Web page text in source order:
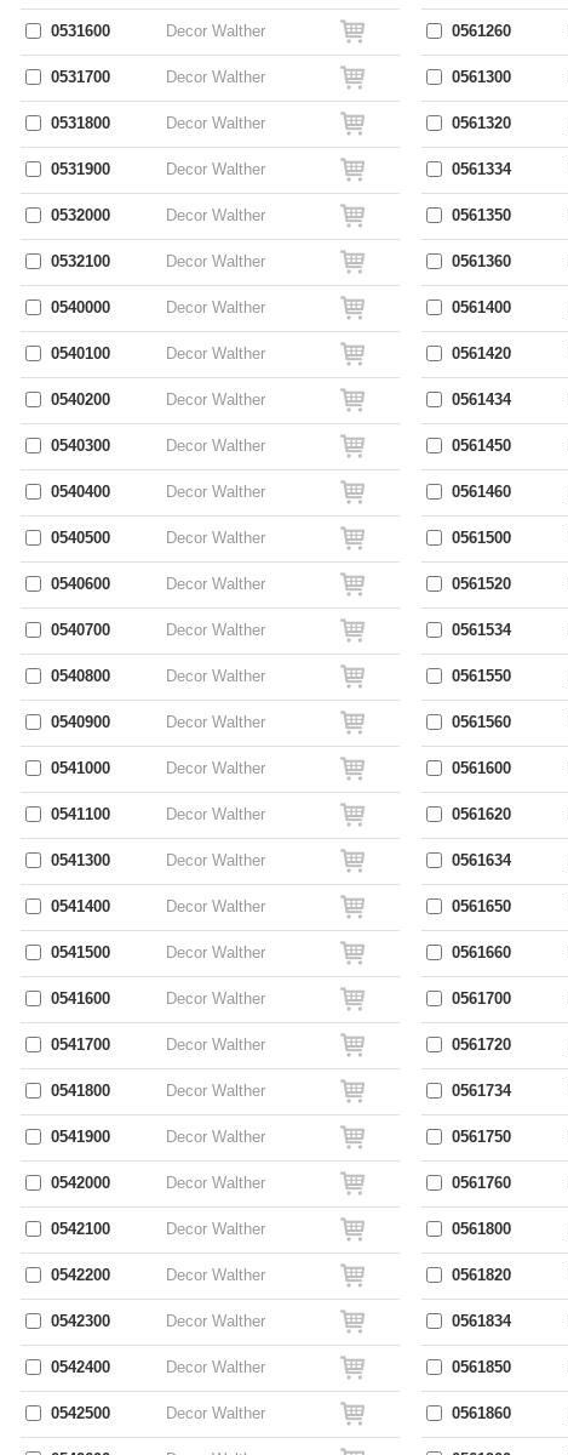
0531600 Decor Walther
0531700 Decor Walther
0531800 Decor Walther
0531900 Decor Walther
0532000 Decor Walther
0532100 Decor Walther
0540000 Decor Walther
0540100 Decor Walther
0540200 Decor Walther
0540300 Decor Walther
0540400 Decor Walther
0540500 Decor Walther
0540600 Decor Walther
0540700 Decor Walther
0540800 Decor Walther
0540900 Decor Walther
0541000 Decor Walther
0541100 Decor Walther
0541300 Decor Walther
0541400 Decor Walther
0541500 Decor Walther
0541600 Decor Walther
0541700 Decor Walther
0541800 Decor Walther
0541900 Decor Walther
0542000 Decor Walther
0542100 Decor Walther
0542200 Decor Walther
0542300 Decor Walther
0542400 Decor Walther
0542500 Decor Walther
0561260
0561300
0561320
0561334
0561350
0561360
0561400
0561420
0561434
0561450
0561460
0561500
0561520
0561534
0561550
0561560
0561600
0561620
0561634
0561650
0561660
0561700
0561720
0561734
0561750
0561760
0561800
0561820
0561834
0561850
0561860